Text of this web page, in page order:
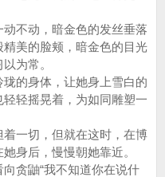
不动，暗金色的发丝垂落
美的脸颊，暗金色的目光
为常。
的身体，让她身上雪白的
轻摇晃着，为如同雕塑一
一切，但就在这时，在博
身后，慢慢朝她靠近。
贪鼬“我不知道你在说什